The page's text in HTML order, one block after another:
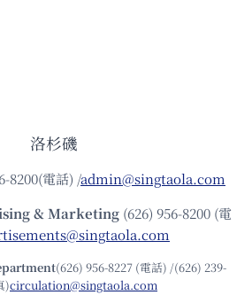
洛杉磯
8200(電話) /admin@singtaola.com
& Marketing (626) 956-8200 (電
(626) 956-8227 (電話) /(626) 239-
)circulation@singtaola.com